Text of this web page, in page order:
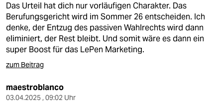
Das Urteil hat dich nur vorläufigen Charakter. Das
Berufungsgericht wird im Sommer 26 entscheiden. Ich
denke, der Entzug des passiven Wahlrechts wird dann
eliminiert, der Rest bleibt. Und somit wäre es dann ein
super Boost für das LePen Marketing.
zum Beitrag
maestroblanco
03.04.2025 , 09:02 Uhr